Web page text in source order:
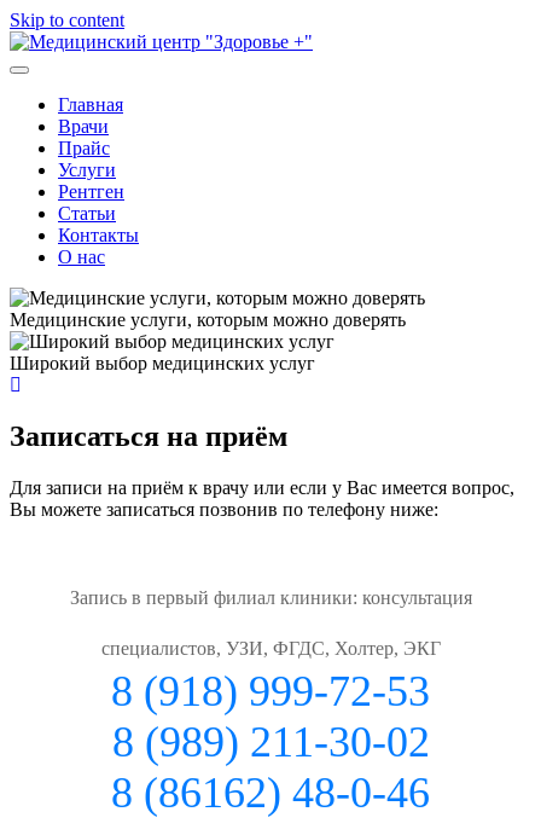
Skip to content
Медицинский центр
"Здоровье +"
Главная
Врачи
Прайс
Услуги
Рентген
Статьи
Контакты
О нас
Медицинские услуги, которым можно доверять
Широкий выбор медицинских услуг
Записаться на приём
Для записи на приём к врачу или если у Вас имеется вопрос,
Вы можете записаться позвонив по телефону ниже:
Запись в первый филиал клиники: консультация
специалистов, УЗИ, ФГДС, Холтер, ЭКГ
8 (918) 999-72-53
8 (989) 211-30-02
8 (86162) 48-0-46